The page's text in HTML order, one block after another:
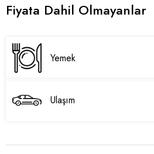
Fiyata Dahil Olmayanlar
Yemek
Ulaşım